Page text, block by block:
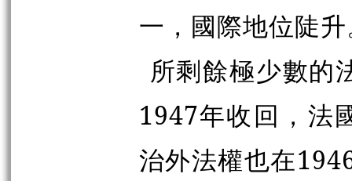
一，國際地位陡
所剩餘極少數的
1947年收回，法
治外法權也在